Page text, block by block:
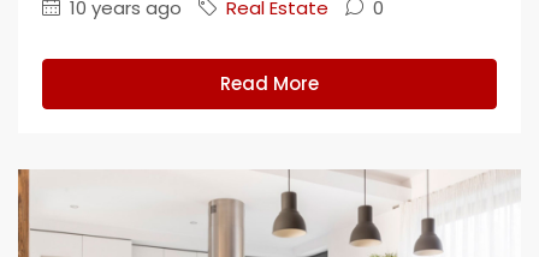
10 years ago Real Estate 0
Read More